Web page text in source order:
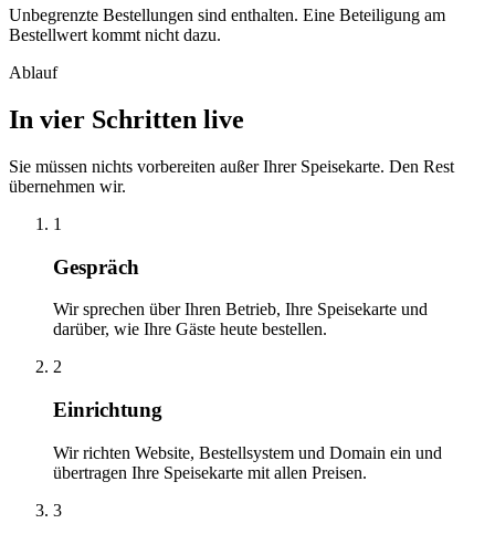
Unbegrenzte Bestellungen sind enthalten. Eine Beteiligung am
Bestellwert kommt nicht dazu.
Ablauf
In vier Schritten live
Sie müssen nichts vorbereiten außer Ihrer Speisekarte. Den Rest
übernehmen wir.
1
Gespräch
Wir sprechen über Ihren Betrieb, Ihre Speisekarte und
darüber, wie Ihre Gäste heute bestellen.
2
Einrichtung
Wir richten Website, Bestellsystem und Domain ein und
übertragen Ihre Speisekarte mit allen Preisen.
3